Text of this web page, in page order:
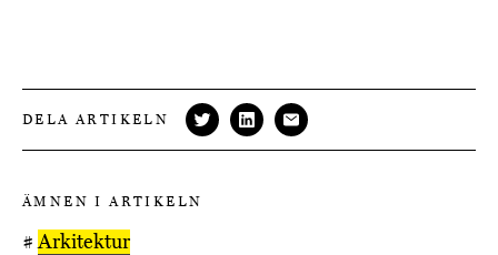
DELA ARTIKELN
ÄMNEN I ARTIKELN
#Arkitektur